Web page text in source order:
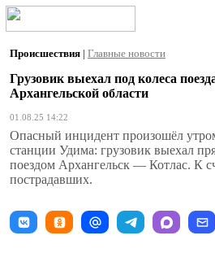
Происшествия | Главные новости
Грузовик выехал под колеса
Архангельской области
01.08.25 14:22
Опасный инцидент произошёл
станции Удима: грузовик выехал
поездом Архангельск — Котлас. К
пострадавших.